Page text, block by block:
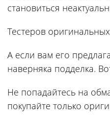
становиться
Тестеров
А если вам его
наверняка подделка.
Не попадайтесь на
покупайте только